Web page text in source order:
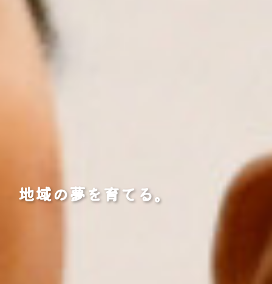
地域の夢を育てる。